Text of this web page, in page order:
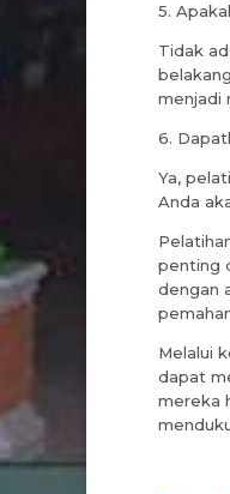
5.
Tidak
menjadi
6.
Ya,
Anda
penting
dengan
Melalui
dapat
mereka